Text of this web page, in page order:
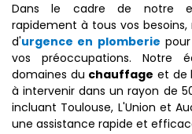
Dans le cadre de notre
rapidement à tous vos
d'urgence en plomberie
vos préoccupations. Notre
domaines du chauffage et de
à intervenir dans un rayon de
incluant Toulouse, L'Union et
une assistance rapide et